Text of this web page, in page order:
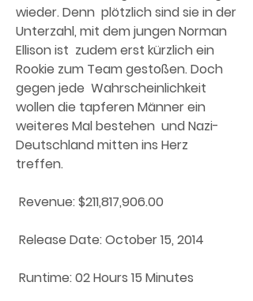
wieder. Denn  plötzlich sind sie in der
Unterzahl, mit dem jungen Norman
Ellison ist  zudem erst kürzlich ein
Rookie zum Team gestoßen. Doch
gegen jede  Wahrscheinlichkeit
wollen die tapferen Männer ein
weiteres Mal bestehen  und Nazi-
Deutschland mitten ins Herz
treffen.
Revenue: $211,817,906.00
Release Date: October 15, 2014
Runtime: 02 Hours 15 Minutes